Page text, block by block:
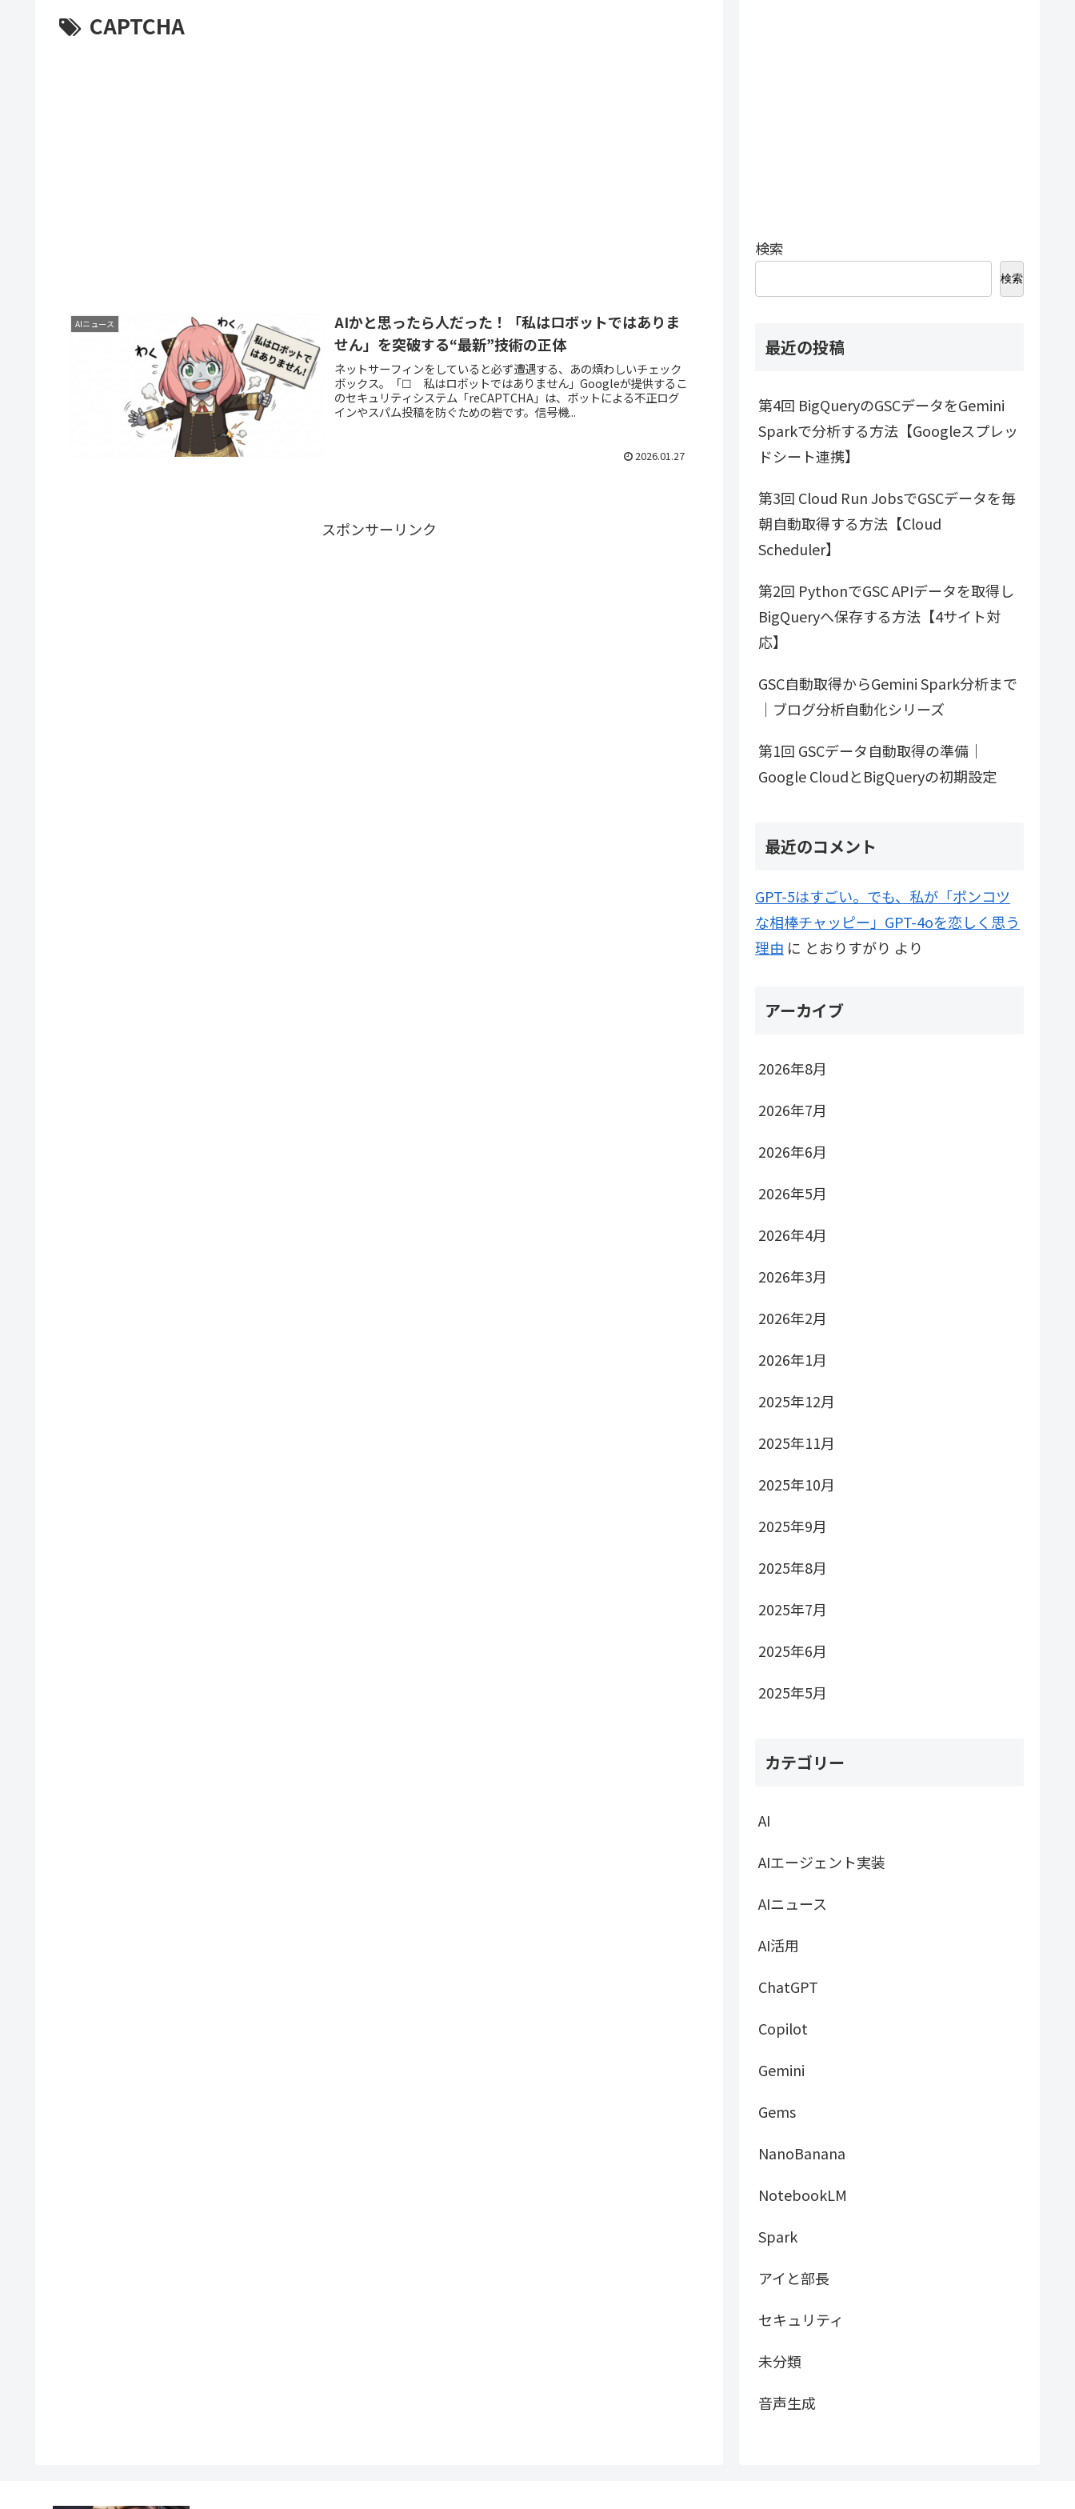
CAPTCHA
AIニュース
AIかと思ったら人だった！「私はロボットではありま
せん」を突破する“最新”技術の正体
ネットサーフィンをしていると必ず遭遇する、あの煩わしいチェック
ボックス。「☐ 私はロボットではありません」Googleが提供するこ
のセキュリティシステム「reCAPTCHA」は、ボットによる不正ログ
インやスパム投稿を防ぐための砦です。信号機...
2026.01.27
スポンサーリンク
検索
検索
最近の投稿
第4回 BigQueryのGSCデータをGemini
Sparkで分析する方法【Googleスプレッ
ドシート連携】
第3回 Cloud Run JobsでGSCデータを毎
朝自動取得する方法【Cloud
Scheduler】
第2回 PythonでGSC APIデータを取得し
BigQueryへ保存する方法【4サイト対
応】
GSC自動取得からGemini Spark分析まで
｜ブログ分析自動化シリーズ
第1回 GSCデータ自動取得の準備｜
Google CloudとBigQueryの初期設定
最近のコメント
GPT-5はすごい。でも、私が「ポンコツ
な相棒チャッピー」GPT-4oを恋しく思う
理由 に とおりすがり より
アーカイブ
2026年8月
2026年7月
2026年6月
2026年5月
2026年4月
2026年3月
2026年2月
2026年1月
2025年12月
2025年11月
2025年10月
2025年9月
2025年8月
2025年7月
2025年6月
2025年5月
カテゴリー
AI
AIエージェント実装
AIニュース
AI活用
ChatGPT
Copilot
Gemini
Gems
NanoBanana
NotebookLM
Spark
アイと部長
セキュリティ
未分類
音声生成